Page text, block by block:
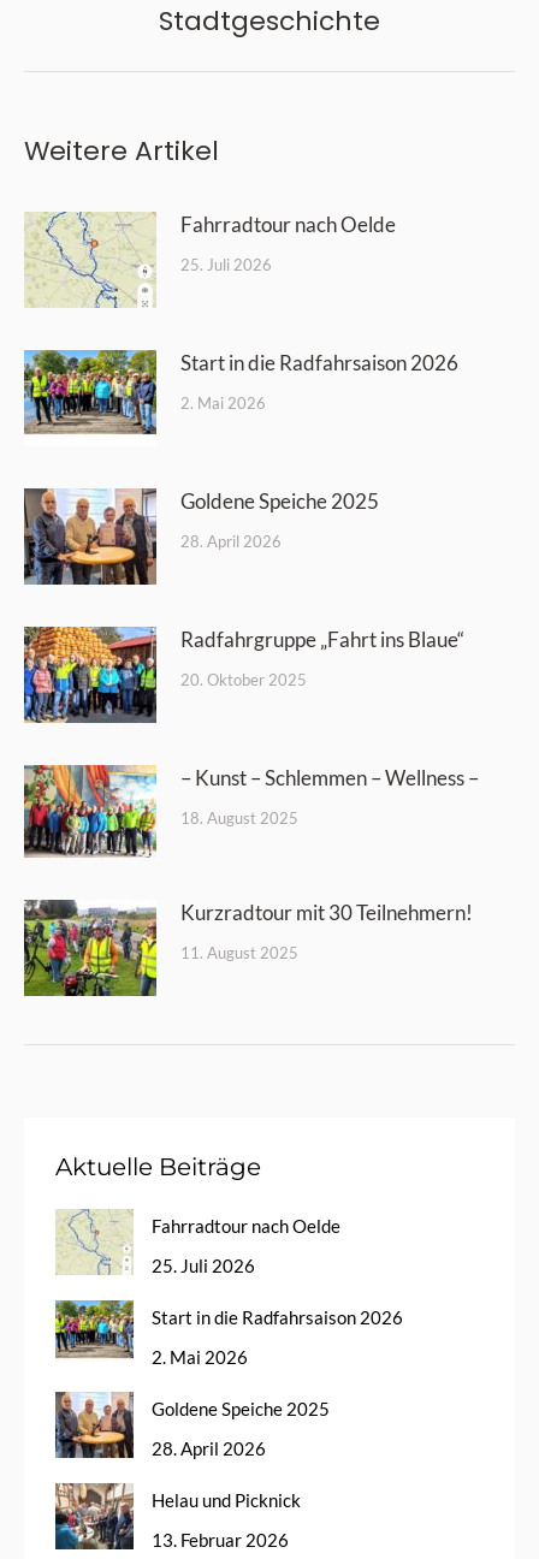
Beitrag:
Stadtgeschichte
Weitere Artikel
Fahrradtour nach Oelde
25. Juli 2026
Start in die Radfahrsaison 2026
2. Mai 2026
Goldene Speiche 2025
28. April 2026
Radfahrgruppe „Fahrt ins Blaue“
20. Oktober 2025
– Kunst – Schlemmen – Wellness –
18. August 2025
Kurzradtour mit 30 Teilnehmern!
11. August 2025
Aktuelle Beiträge
Fahrradtour nach Oelde
25. Juli 2026
Start in die Radfahrsaison 2026
2. Mai 2026
Goldene Speiche 2025
28. April 2026
Helau und Picknick
13. Februar 2026